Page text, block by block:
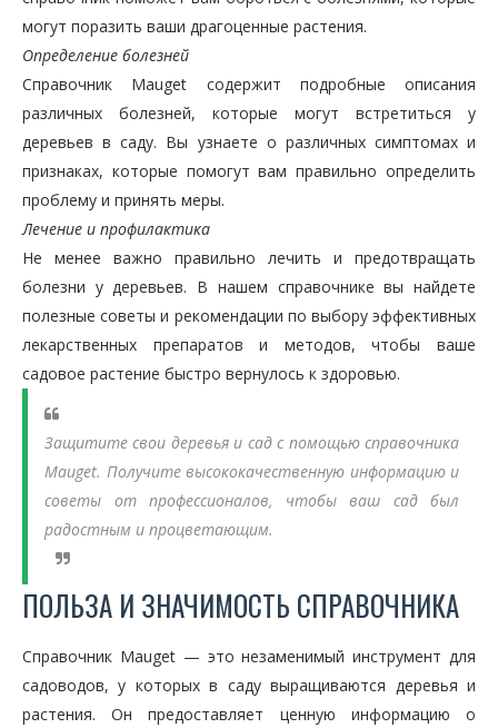
могут поразить ваши драгоценные растения.
Определение болезней
Справочник Mauget содержит подробные описания
различных болезней, которые могут встретиться у
деревьев в саду. Вы узнаете о различных симптомах и
признаках, которые помогут вам правильно определить
проблему и принять меры.
Лечение и профилактика
Не менее важно правильно лечить и предотвращать
болезни у деревьев. В нашем справочнике вы найдете
полезные советы и рекомендации по выбору эффективных
лекарственных препаратов и методов, чтобы ваше
садовое растение быстро вернулось к здоровью.
Защитите свои деревья и сад с помощью справочника
Mauget. Получите высококачественную информацию и
советы от профессионалов, чтобы ваш сад был
радостным и процветающим.
ПОЛЬЗА И ЗНАЧИМОСТЬ СПРАВОЧНИКА
Справочник Mauget — это незаменимый инструмент для
садоводов, у которых в саду выращиваются деревья и
растения. Он предоставляет ценную информацию о